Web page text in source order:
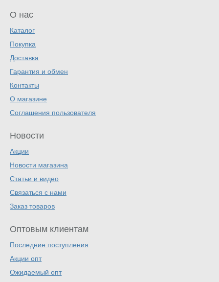
О нас
Каталог
Покупка
Доставка
Гарантия и обмен
Контакты
О магазине
Соглашения пользователя
Новости
Акции
Новости магазина
Статьи и видео
Связаться с нами
Заказ товаров
Оптовым клиентам
Последние поступления
Акции опт
Ожидаемый опт